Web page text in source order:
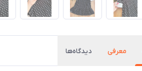
معرفی دیدگاه‌ها